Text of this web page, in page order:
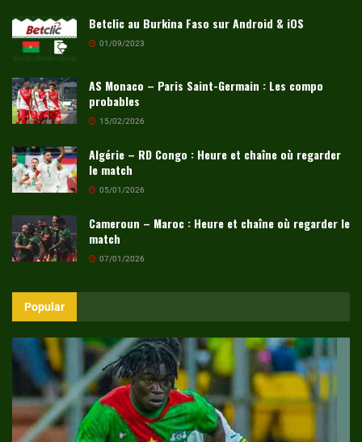
Betclic au Burkina Faso sur Android & iOS
01/09/2023
AS Monaco – Paris Saint-Germain : Les compo
probables
15/02/2026
Algérie – RD Congo : Heure et chaîne où regarder
le match
05/01/2026
Cameroun – Maroc : Heure et chaîne où regarder le
match
07/01/2026
Popular